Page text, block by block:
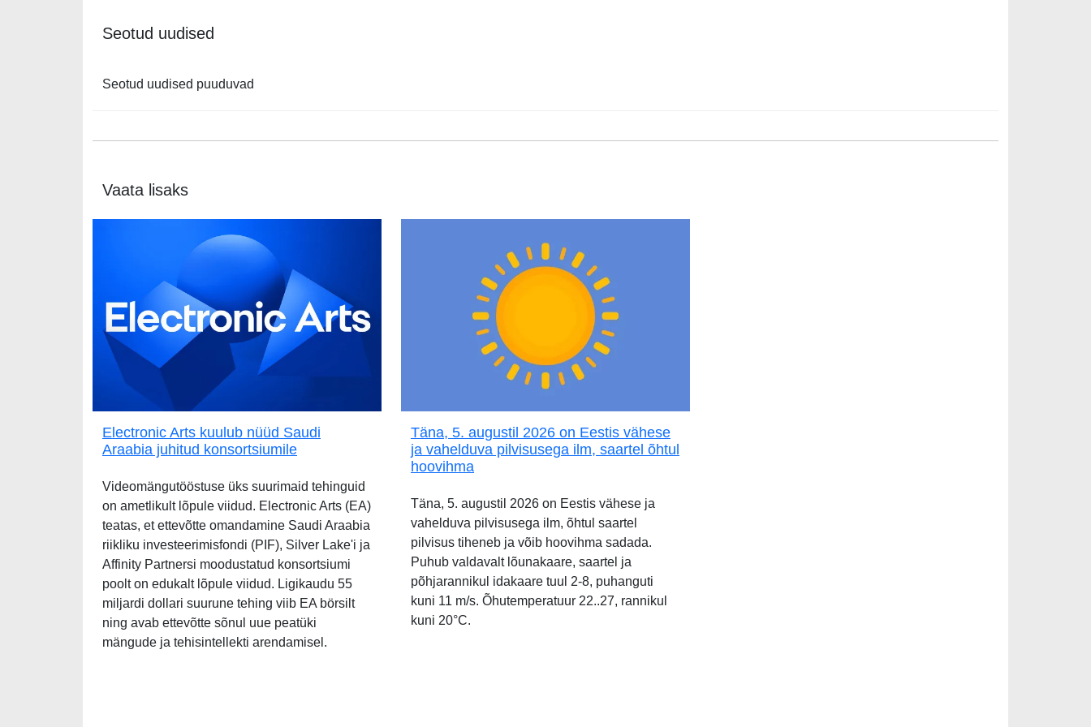
Seotud uudised
Seotud uudised puuduvad
Vaata lisaks
Electronic Arts kuulub nüüd Saudi
Araabia juhitud konsortsiumile
Videomängutööstuse üks suurimaid tehinguid
on ametlikult lõpule viidud. Electronic Arts (EA)
teatas, et ettevõtte omandamine Saudi Araabia
riikliku investeerimisfondi (PIF), Silver Lake'i ja
Affinity Partnersi moodustatud konsortsiumi
poolt on edukalt lõpule viidud. Ligikaudu 55
miljardi dollari suurune tehing viib EA börsilt
ning avab ettevõtte sõnul uue peatüki
mängude ja tehisintellekti arendamisel.
Täna, 5. augustil 2026 on Eestis vähese
ja vahelduva pilvisusega ilm, saartel õhtul
hoovihma
Täna, 5. augustil 2026 on Eestis vähese ja
vahelduva pilvisusega ilm, õhtul saartel
pilvisus tiheneb ja võib hoovihma sadada.
Puhub valdavalt lõunakaare, saartel ja
põhjarannikul idakaare tuul 2-8, puhanguti
kuni 11 m/s. Õhutemperatuur 22..27, rannikul
kuni 20°C.